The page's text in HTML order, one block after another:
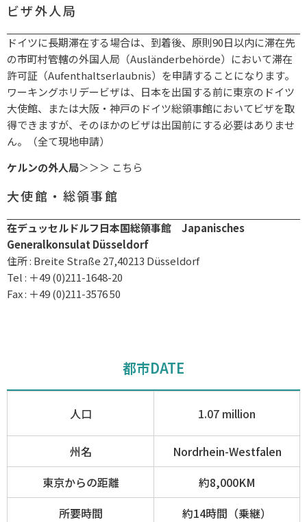
ビザ外人局
ドイツに長期滞在する場合は、到着後、原則90日以内に滞在先
の市町村管轄の外国人局（Ausländerbehörde）において滞在
許可証（Aufenthaltserlaubnis）を申請することになります。
ワーキングホリデービザは、日本を出国する前に東京のドイツ
大使館、または大阪・神戸のドイツ総領事館においてビザを取
得できますが、そのほかのビザは出国前にする必要はありませ
ん。（全て現地申請）
ケルンの外人局＞＞＞ こちら
大使館・総領事館
在デュッセルドルフ日本国総領事館 Japanisches
Generalkonsulat Düsseldorf
住所 : Breite Straße 27,40213 Düsseldorf
Tel : ＋49 (0)211-1648-20
Fax : ＋49 (0)211-3576 50
都市DATE
人口 1.07 million
州名
Nordrhein-Westfalen
東京からの距離
約8,000KM
所要時間
約14時間（乗継）